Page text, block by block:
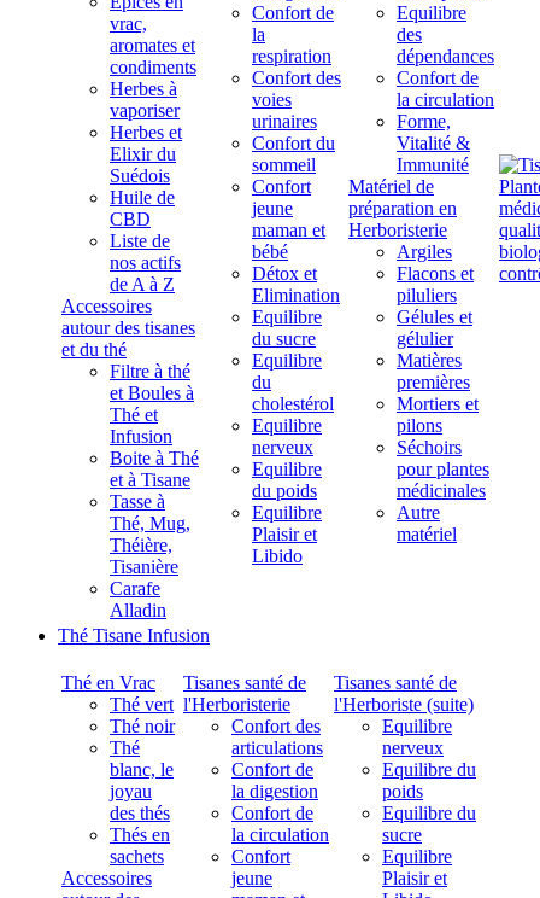
vrac,
aromates et
condiments
Herbes à
vaporiser
Herbes et
Elixir du
Suédois
Huile de
CBD
Liste de
nos actifs
de A à Z
Accessoires
autour des tisanes
et du thé
Filtre à thé
et Boules à
Thé et
Infusion
Boite à Thé
et à Tisane
Tasse à
Thé, Mug,
Théière,
Tisanière
Carafe
Alladin
Confort de
la
respiration
Confort des
voies
urinaires
Confort du
sommeil
Confort
jeune
maman et
bébé
Détox et
Elimination
Equilibre
du sucre
Equilibre
du
cholestérol
Equilibre
nerveux
Equilibre
du poids
Equilibre
Plaisir et
Libido
Equilibre
des
dépendances
Confort de
la circulation
Forme,
Vitalité &
Immunité
Matériel de
préparation en
Herboristerie
Argiles
Flacons et
piluliers
Gélules et
gélulier
Matières
premières
Mortiers et
pilons
Séchoirs
pour plantes
médicinales
Autre
matériel
Thé Tisane Infusion
Thé en Vrac
Thé vert
Thé noir
Thé
blanc, le
joyau
des thés
Thés en
sachets
Accessoires
Tisanes santé de
l'Herboristerie
Confort des
articulations
Confort de
la digestion
Confort de
la circulation
Confort
jeune
Tisanes santé de
l'Herboriste (suite)
Equilibre
nerveux
Equilibre du
poids
Equilibre du
sucre
Equilibre
Plaisir et